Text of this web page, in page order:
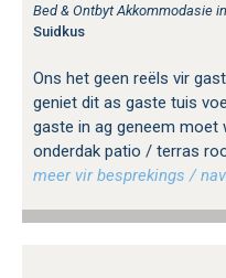
Bed & Ontbyt Akkommodasie
Suidkus
Ons het geen reëls vir
geniet dit as gaste tuis
gaste in ag geneem moet
onderdak patio / terras
meer vir besprekings /